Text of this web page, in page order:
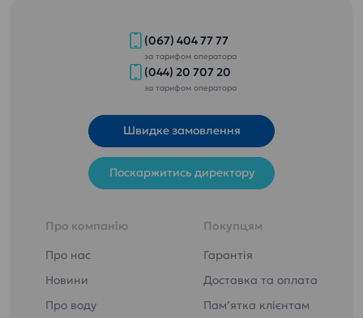
(067) 404 77 77
за тарифом оператора
(044) 20 707 20
за тарифом оператора
Швидке замовлення
Поскаржитись директору
Про компанію
Про нас
Новини
Про воду
Покупцям
Гарантія
Доставка та оплата
Пам’ятка клієнтам